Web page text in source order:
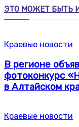
ЭТО МОЖЕТ БЫТЬ
Краевые новости
В регионе
фотоконкурс
в Алтайском
Краевые новости